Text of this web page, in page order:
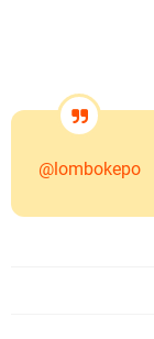
@lombokepo